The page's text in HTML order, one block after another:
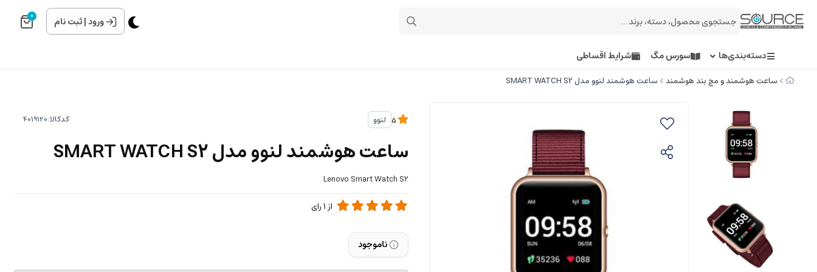
ورود|ثبت نام 0
دسته‌بندی‌ها سورس مگ شرایط اقساطی
ساعت هوشمند و مچ بند هوشمند ساعت هوشمند لنوو مدل SMART WATCH S2
لنوو کدکالا:
ساعت هوشمند لنوو مدل SMART WATCH S2
Lenovo Smart Watch S2
از1رای
ناموجود